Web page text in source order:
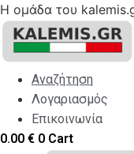
Η ομάδα του
Skip
content
Αναζήτηση
Λογαριασμός
Επικοινωνία
0.00 € 0 Cart